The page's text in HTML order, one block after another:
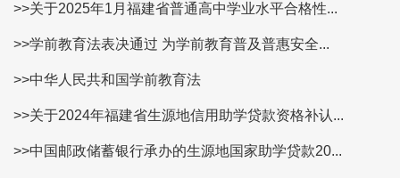
>>关于2025年1月福建省普通高中学业水平合格性...
>>学前教育法表决通过 为学前教育普及普惠安全...
>>中华人民共和国学前教育法
>>关于2024年福建省生源地信用助学贷款资格补认...
>>中国邮政储蓄银行承办的生源地国家助学贷款20...